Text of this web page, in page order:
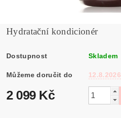
Hydratační kondicionér
Dostupnost Skladem
Můžeme doručit do 12.8.2026
2 099 Kč